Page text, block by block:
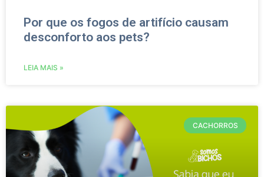
Por que os fogos de artifício causam
desconforto aos pets?
LEIA MAIS »
CACHORROS